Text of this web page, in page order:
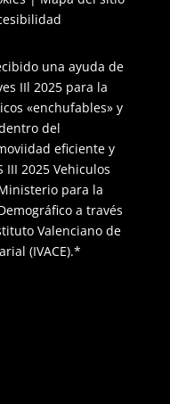
una ayuda de
IIl 2025 para la
«enchufables» y
del
eficiente y
III 2025 Vehiculos
para la
a través
Valenciano de
(IVACE).*